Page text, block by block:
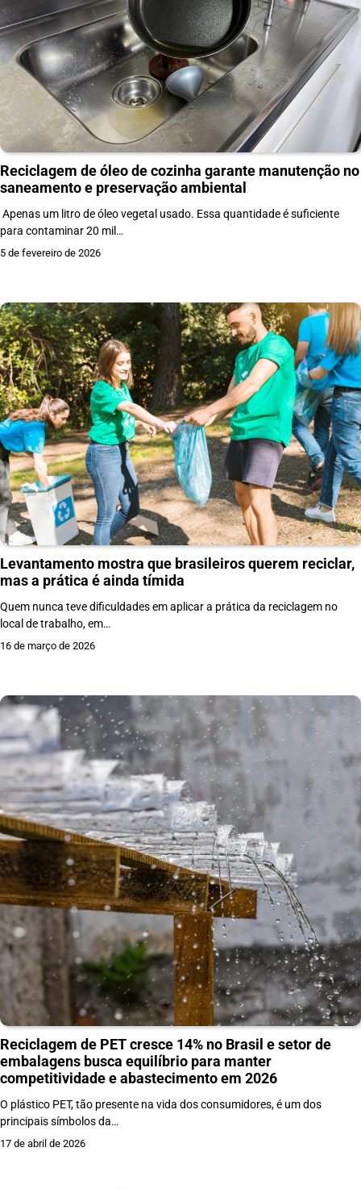
Reciclagem de óleo de cozinha garante manutenção no
saneamento e preservação ambiental
Apenas um litro de óleo vegetal usado. Essa quantidade é suficiente
para contaminar 20 mil…
5 de fevereiro de 2026
Levantamento mostra que brasileiros querem reciclar,
mas a prática é ainda tímida
Quem nunca teve dificuldades em aplicar a prática da reciclagem no
local de trabalho, em…
16 de março de 2026
Reciclagem de PET cresce 14% no Brasil e setor de
embalagens busca equilíbrio para manter
competitividade e abastecimento em 2026
O plástico PET, tão presente na vida dos consumidores, é um dos
principais símbolos da…
17 de abril de 2026